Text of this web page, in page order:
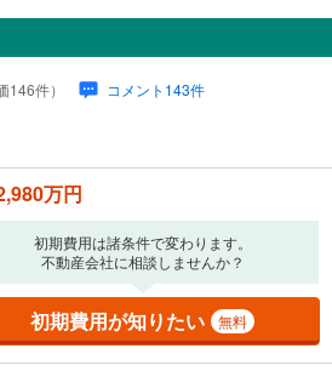
金融機関によって異なります。
（頭金比率 0 %）
を予定されている金融機関等にご確認の
いたします。初期設定で自動入力されてい
金利を何ら保証するものではありません。返
て算出しております。入力された金利を35年
表示しています。
用がかかります。ご注意ください。実際にお
等に、必ずご自身でご確認をお願いいたしま
146件） コメント143件
万円
初期費用は諸条件で変わります。
不動産会社に相談しませんか？
初期費用が知りたい 無料